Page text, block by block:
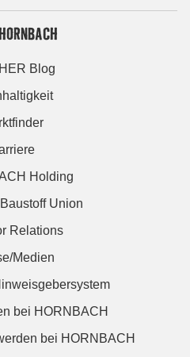
Blog
Holding
Union
Relations
Medien
bei HORNBACH
bei HORNBACH